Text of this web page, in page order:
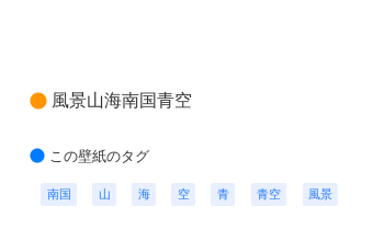
風景山海南国青空
この壁紙のタグ
南国 山 海 空 青 青空 風景